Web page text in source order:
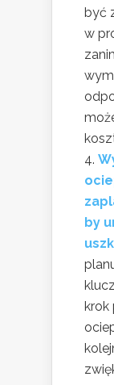
być
w
by
krok